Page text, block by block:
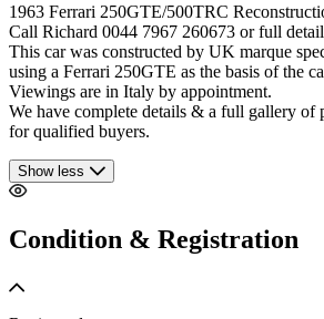
1963 Ferrari 250GTE/500TRC
Call Richard 0044 7967 260673 or full
This car was constructed by UK marque
using a Ferrari 250GTE as the basis of the
Viewings are in Italy by appointment.
We have complete details & a full gallery of
for qualified buyers.
Show less
Condition & Registration